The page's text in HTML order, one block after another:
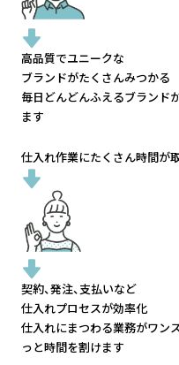
高品質でユニークな
ブランドがたくさんみつかる
毎日どんどんふえるブランド
ます
仕入れ作業にたくさん時間が
契約、発注、支払いなど
仕入れプロセスが効率化
仕入れにまつわる業務がワン
っと時間を割けます